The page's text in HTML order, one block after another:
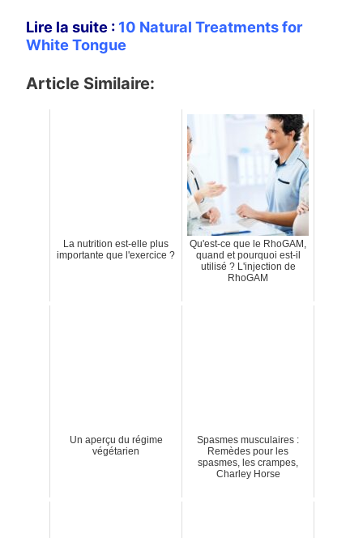
Lire la suite : 10 Natural Treatments for
White Tongue
Article Similaire:
La nutrition est-elle plus
importante que l'exercice ?
Qu'est-ce que le RhoGAM,
quand et pourquoi est-il
utilisé ? L'injection de
RhoGAM
Un aperçu du régime
végétarien
Spasmes musculaires :
Remèdes pour les
spasmes, les crampes,
Charley Horse